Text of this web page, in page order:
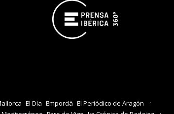
El Día Empordà El Periódico de Aragón